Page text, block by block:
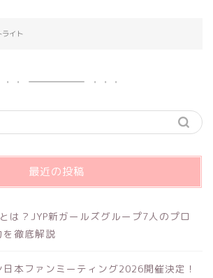
ライト
最近の投稿
とは？JYP新ガールズグループ7人のプロ
を徹底解説
本ファンミーティング2026開催決定！